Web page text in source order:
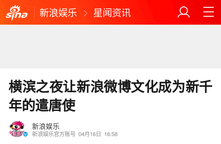
新浪娱乐 星闻资讯
横滨之夜让新浪微博文化成为新千
年的遣唐使
新浪娱乐
新浪娱乐官方账号 04月16日 16:58